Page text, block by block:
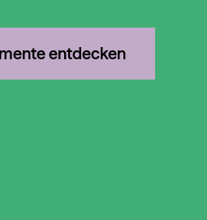
entdecken